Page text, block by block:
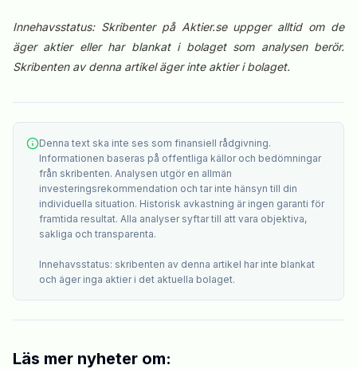
Innehavsstatus: Skribenter på Aktier.se uppger alltid om de
äger aktier eller har blankat i bolaget som analysen berör.
Skribenten av denna artikel äger inte aktier i bolaget.
Denna text ska inte ses som finansiell rådgivning.
Informationen baseras på offentliga källor och bedömningar
från skribenten. Analysen utgör en allmän
investeringsrekommendation och tar inte hänsyn till din
individuella situation. Historisk avkastning är ingen garanti för
framtida resultat. Alla analyser syftar till att vara objektiva,
sakliga och transparenta.
Innehavsstatus: skribenten av denna artikel har inte blankat
och äger inga aktier i det aktuella bolaget.
Läs mer nyheter om: